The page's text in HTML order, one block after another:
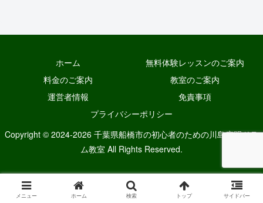
ホーム
無料体験レッスンのご案内
料金のご案内
教室のご案内
運営者情報
免責事項
プライバシーポリシー
Copyright © 2024-2026 千葉県船橋市の初心者のための川島広明ドラ
ム教室 All Rights Reserved.
メニュー ホーム 検索 トップ サイドバー